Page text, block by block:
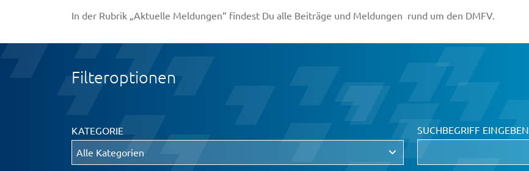
In der Rubrik „Aktuelle Meldungen“ findest Du alle Beiträge und Meldungen rund um den DMFV.
Filteroptionen
KATEGORIE SUCHBEGRIFF EINGEBEN